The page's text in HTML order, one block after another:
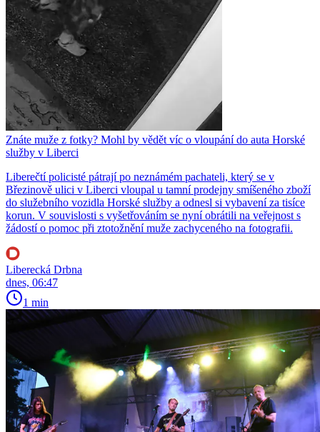
Znáte muže z fotky? Mohl by vědět víc o vloupání do auta Horské
služby v Liberci
Liberečtí policisté pátrají po neznámém pachateli, který se v
Březinově ulici v Liberci vloupal u tamní prodejny smíšeného zboží
do služebního vozidla Horské služby a odnesl si vybavení za tisíce
korun. V souvislosti s vyšetřováním se nyní obrátili na veřejnost s
žádostí o pomoc při ztotožnění muže zachyceného na fotografii.
Liberecká Drbna
dnes, 06:47
1 min